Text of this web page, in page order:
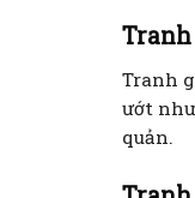
Tranh
ướt
quản.